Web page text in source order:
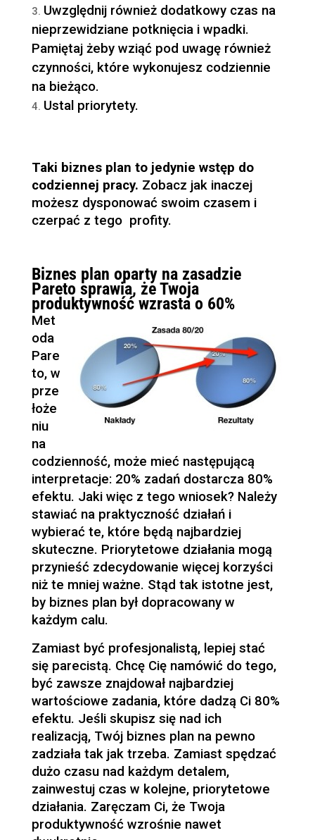
Uwzględnij również dodatkowy czas na
nieprzewidziane potknięcia i wpadki.
Pamiętaj żeby wziąć pod uwagę również
czynności, które wykonujesz codziennie
na bieżąco.
Ustal priorytety.
Taki biznes plan to jedynie wstęp do
codziennej pracy. Zobacz jak inaczej
możesz dysponować swoim czasem i
czerpać z tego profity.
Biznes plan oparty na zasadzie
Pareto sprawia, że Twoja
produktywność wzrasta o 60%
Met
oda
Pare
to, w
prze
łoże
niu
na
codzienność, może mieć następującą
interpretacje: 20% zadań dostarcza 80%
efektu. Jaki więc z tego wniosek? Należy
stawiać na praktyczność działań i
wybierać te, które będą najbardziej
skuteczne. Priorytetowe działania mogą
przynieść zdecydowanie więcej korzyści
niż te mniej ważne. Stąd tak istotne jest,
by biznes plan był dopracowany w
każdym calu.
Zamiast być profesjonalistą, lepiej stać
się parecistą. Chcę Cię namówić do tego,
być zawsze znajdował najbardziej
wartościowe zadania, które dadzą Ci 80%
efektu. Jeśli skupisz się nad ich
realizacją, Twój biznes plan na pewno
zadziała tak jak trzeba. Zamiast spędzać
dużo czasu nad każdym detalem,
zainwestuj czas w kolejne, priorytetowe
działania. Zaręczam Ci, że Twoja
produktywność wzrośnie nawet